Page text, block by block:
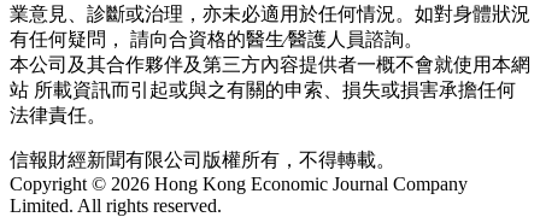
業意見、診斷或治理，亦未必適用於任何情況。如對身體狀況
有任何疑問， 請向合資格的醫生∕醫護人員諮詢。
本公司及其合作夥伴及第三方內容提供者一概不會就使用本網
站 所載資訊而引起或與之有關的申索、損失或損害承擔任何
法律責任。
信報財經新聞有限公司版權所有，不得轉載。
Copyright © 2026 Hong Kong Economic Journal Company
Limited. All rights reserved.